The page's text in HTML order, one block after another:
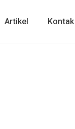
Artikel Kontak